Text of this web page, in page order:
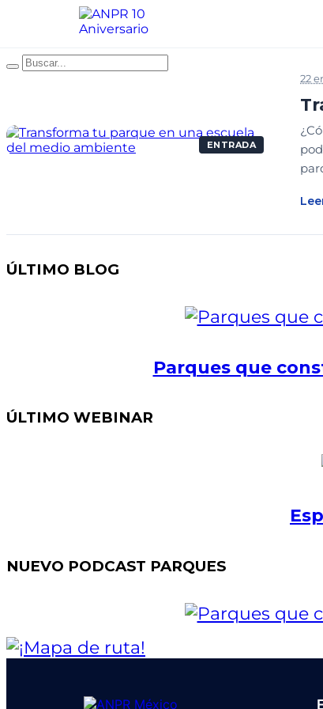
ENTRADA
22
ÚLTIMO BLOG
Parques que
ÚLTIMO WEBINAR
NUEVO PODCAST PARQUES